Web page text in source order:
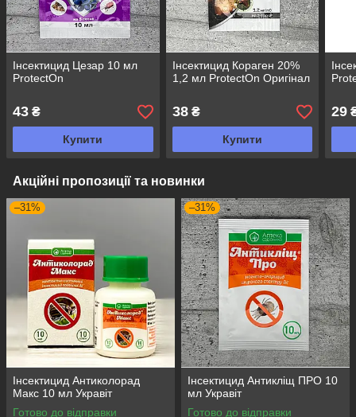
Інсектицид Цезар 10 мл
ProtectOn
43 ₴
Купити
Інсектицид Кораген 20%
1,2 мл ProtectOn Оригінал
38₴
Купити
29
Акційні пропозиції та новинки
–31%
Інсектицид Антиколорад
Макс 10 мл Укравіт
Готово до відправки
–31%
Інсектицид Антикліщ ПРО 10
мл Укравіт
Готово до відправки